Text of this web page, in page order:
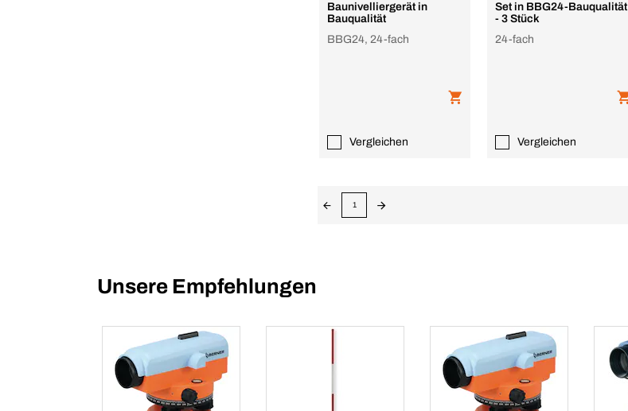
Baunivelliergerät in
Bauqualität
BBG24, 24-fach
Vergleichen
Set in BBG24-Bauqualität
- 3 Stück
24-fach
Vergleichen
1
Unsere Empfehlungen